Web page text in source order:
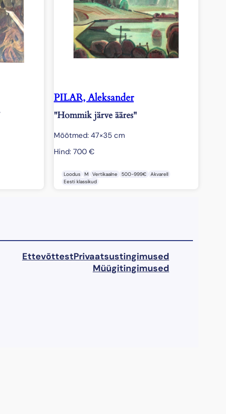
PILAR, Aleksander
"Hommik järve ääres"
Mõõtmed: 47×35 cm
Hind: 700 €
Loodus M Vertikaalne 500-999€
Akvarell
Eesti klassikud
EttevõttestPrivaatsustingimused
Müügitingimused